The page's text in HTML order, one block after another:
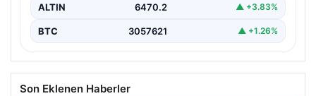
ALTIN 6470.2 ▲ +3.83%
BTC 3057621 ▲ +1.26%
Son Eklenen Haberler